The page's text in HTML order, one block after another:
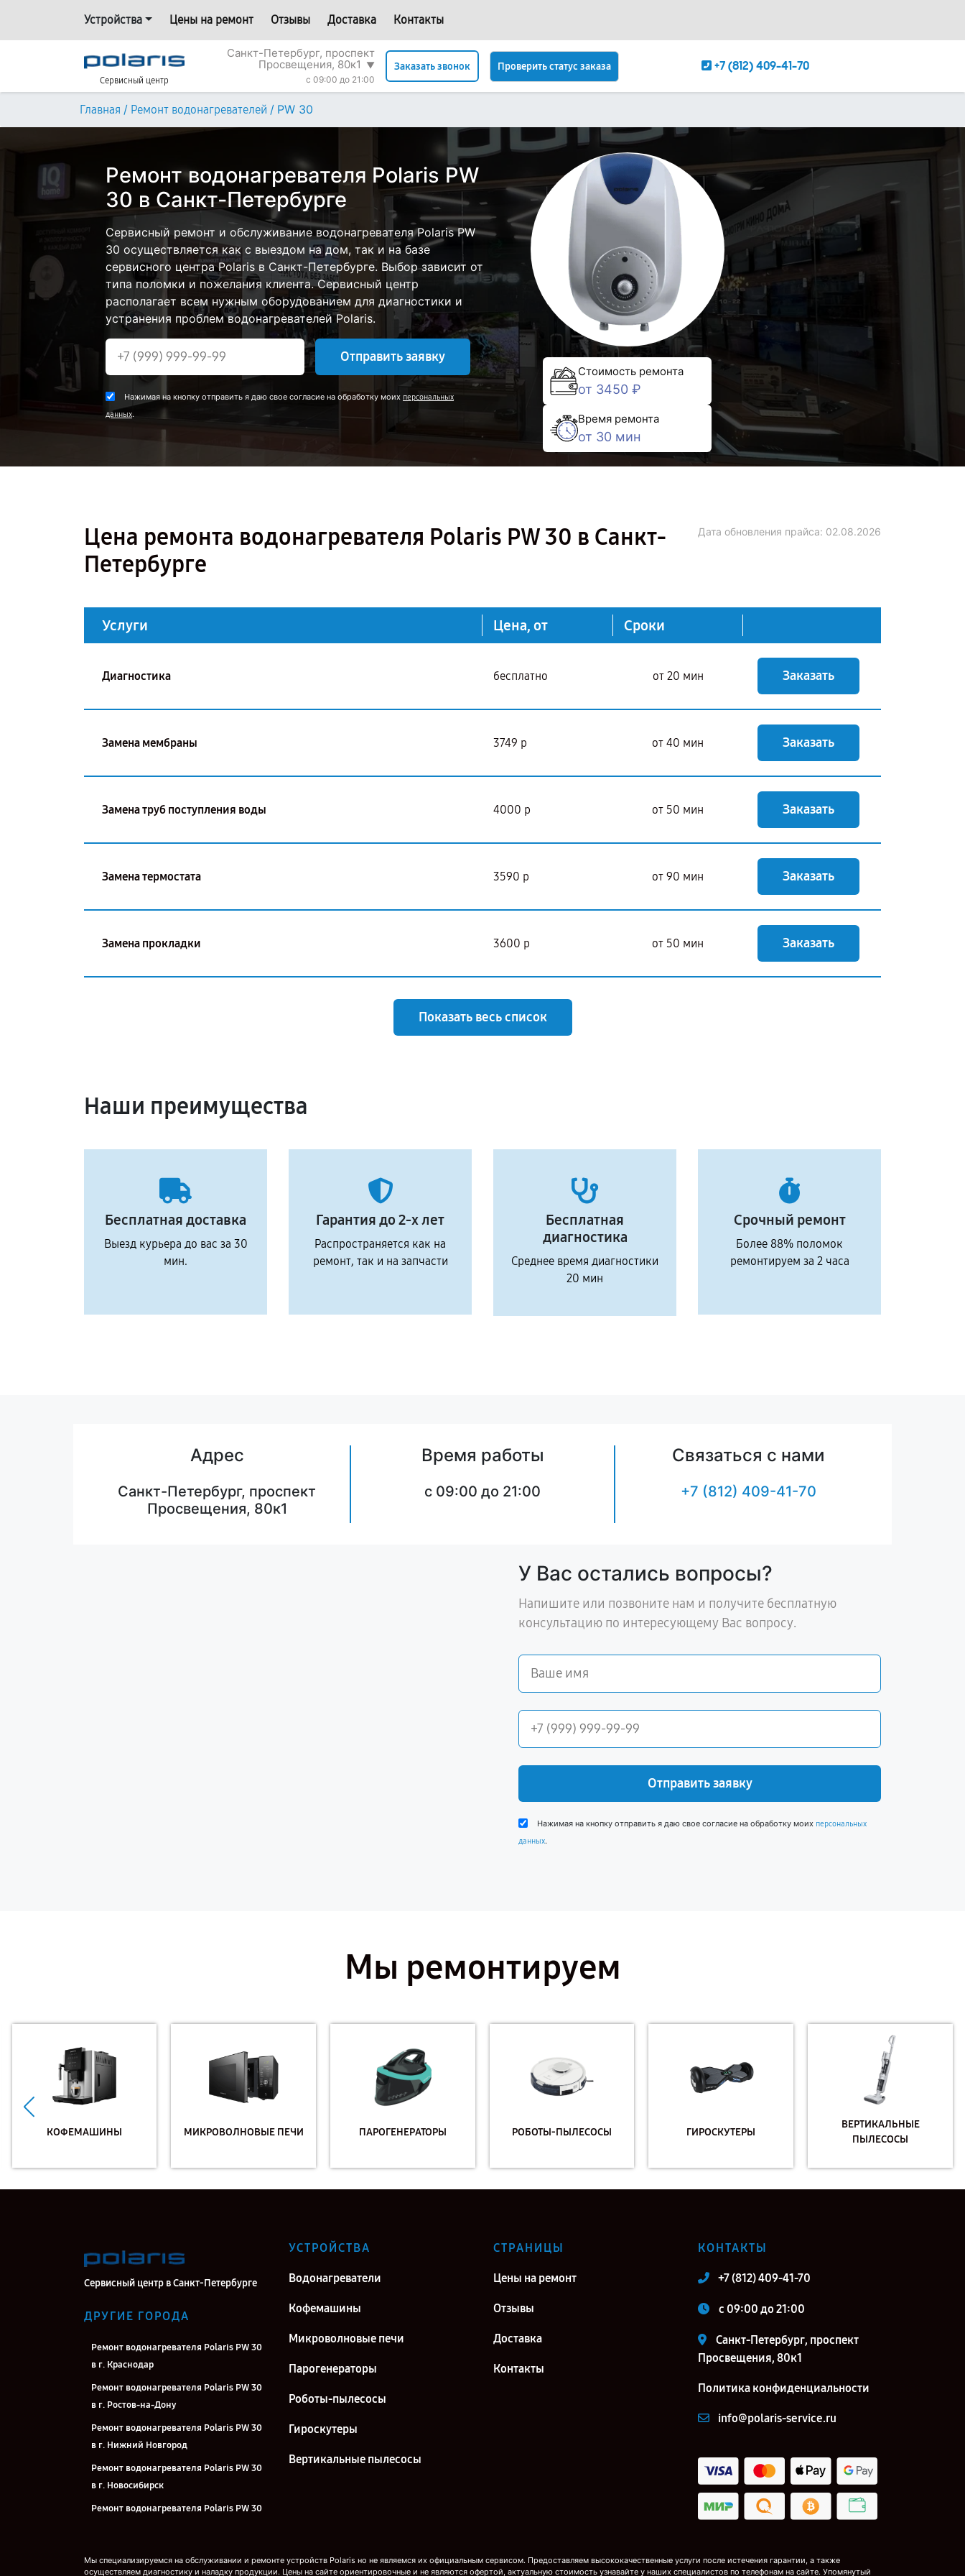
Устройства Цены на ремонт Отзывы Доставка Контакты
Сервисный центр
Санкт-Петербург, проспект
Просвещения, 80к1
▼
c 09:00 до 21:00
Заказать звонок Проверить статус заказа +7 (812) 409-41-70
Главная / Ремонт водонагревателей / PW 30
Ремонт водонагревателя Polaris PW
30 в Санкт-Петербурге
Сервисный ремонт и обслуживание водонагревателя Polaris PW
30 осуществляется как с выездом на дом, так и на базе
сервисного центра Polaris в Санкт-Петербурге. Выбор зависит от
типа поломки и пожелания клиента. Сервисный центр
располагает всем нужным оборудованием для диагностики и
устранения проблем водонагревателей Polaris.
Отправить заявку
Нажимая на кнопку отправить я даю свое согласие на обработку моих персональных
данных.
Стоимость ремонта
от 3450 ₽
Время ремонта
от 30 мин
Цена ремонта водонагревателя Polaris PW 30 в Санкт-
Петербурге
Дата обновления прайса: 02.08.2026
Услуги Цена, от Сроки
Диагностика бесплатно от 20 мин Заказать
Замена мембраны 3749 р от 40 мин Заказать
Замена труб поступления воды 4000 р от 50 мин Заказать
Замена термостата 3590 р от 90 мин Заказать
Замена прокладки 3600 р от 50 мин Заказать
Показать весь список
Наши преимущества
Бесплатная доставка
Выезд курьера до вас за 30
мин.
Гарантия до 2-х лет
Распространяется как на
ремонт, так и на запчасти
Бесплатная
диагностика
Среднее время диагностики
20 мин
Срочный ремонт
Более 88% поломок
ремонтируем за 2 часа
Адрес
Санкт-Петербург, проспект
Просвещения, 80к1
Время работы
c 09:00 до 21:00
Связаться с нами
+7 (812) 409-41-70
У Вас остались вопросы?
Напишите или позвоните нам и получите бесплатную
консультацию по интересующему Вас вопросу.
Отправить заявку
Нажимая на кнопку отправить я даю свое согласие на обработку моих персональных
данных.
Мы ремонтируем
КОФЕМАШИНЫ МИКРОВОЛНОВЫЕ ПЕЧИ ПАРОГЕНЕРАТОРЫ РОБОТЫ-ПЫЛЕСОСЫ ГИРОСКУТЕРЫ
ВЕРТИКАЛЬНЫЕ
ПЫЛЕСОСЫ
Сервисный центр в Санкт-Петербурге
ДРУГИЕ ГОРОДА
Ремонт водонагревателя Polaris PW 30
в г. Краснодар
Ремонт водонагревателя Polaris PW 30
в г. Ростов-на-Дону
Ремонт водонагревателя Polaris PW 30
в г. Нижний Новгород
Ремонт водонагревателя Polaris PW 30
в г. Новосибирск
Ремонт водонагревателя Polaris PW 30
в г. Екатеринбург
УСТРОЙСТВА
Водонагреватели
Кофемашины
Микроволновые печи
Парогенераторы
Роботы-пылесосы
Гироскутеры
Вертикальные пылесосы
СТРАНИЦЫ
Цены на ремонт
Отзывы
Доставка
Контакты
КОНТАКТЫ
+7 (812) 409-41-70
c 09:00 до 21:00
Санкт-Петербург, проспект
Просвещения, 80к1
Политика конфиденциальности
info@polaris-service.ru
Мы специализируемся на обслуживании и ремонте устройств Polaris но не являемся их официальным сервисом. Предоставляем высококачественные услуги после истечения гарантии, а также
осуществляем диагностику и наладку продукции. Цены на сайте ориентировочные и не являются офертой, актуальную стоимость узнавайте у наших специалистов по телефонам на сайте. Упомянутый